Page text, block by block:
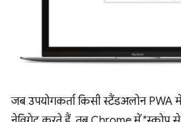
जब उपयोगकर्ता किसी स्टैंडअलोन